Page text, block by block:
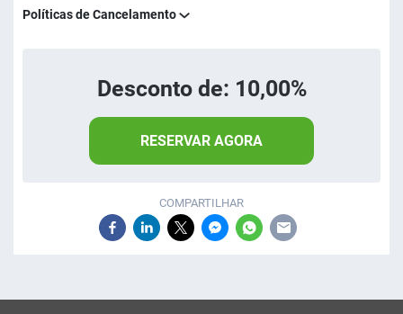
Políticas de Cancelamento
Desconto de: 10,00%
RESERVAR AGORA
COMPARTILHAR